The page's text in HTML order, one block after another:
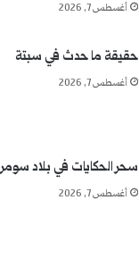
أغسطس 7, 2026
حقيقة ما حدث في سبتة
أغسطس 7, 2026
سحر الحكايات في بلاد سومر
أغسطس 7, 2026